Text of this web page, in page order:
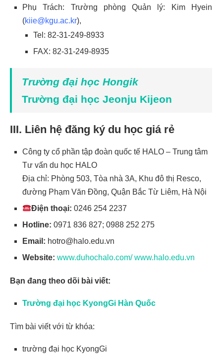
Phụ Trách: Trường phòng Quản lý: Kim Hyein
(kiie@kgu.ac.kr),
Tel: 82-31-249-8933
FAX: 82-31-249-8935
Trường đại học Hongik
Trường đại học Jeonju Kijeon
III. Liên hệ đăng ký du học giá rẻ
Công ty cổ phần tập đoàn quốc tế HALO – Trung tâm
Tư vấn du học HALO
Địa chỉ: Phòng 503, Tòa nhà 3A, Khu đô thị Resco,
đường Phạm Văn Đồng, Quận Bắc Từ Liêm, Hà Nội
Điện thoại: 0246 254 2237
Hotline: 0971 836 827; 0988 252 275
Email: hotro@halo.edu.vn
Website: www.duhochalo.com/ www.halo.edu.vn
Bạn đang theo dõi bài viết:
Trường đại học KyongGi Hàn Quốc
Tìm bài viết với từ khóa:
trường đại học KyongGi